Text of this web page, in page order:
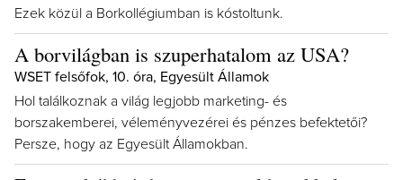
Ezek közül a Borkollégiumban is kóstoltunk.
A borvilágban is szuperhatalom az USA?
WSET felsőfok, 10. óra, Egyesült Államok
Hol találkoznak a világ legjobb marketing- és
borszakemberei, véleményvezérei és pénzes befektetői?
Persze, hogy az Egyesült Államokban.